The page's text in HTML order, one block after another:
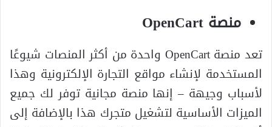
منصة OpenCart
تعد منصة OpenCart واحدة من أكثر المنصات شيوعًا
المستخدمة لإنشاء مواقع التجارة الإلكترونية وهذا
لأسباب وجيهة – إنها منصة مجانية توفر لك جميع
الميزات الأساسية لتشغيل متجرك هذا بالإضافة إلى